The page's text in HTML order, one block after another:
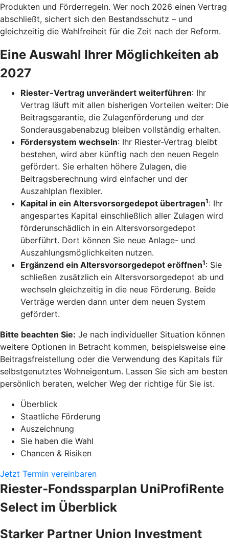
Produkten und Förderregeln. Wer noch 2026 einen Vertrag
abschließt, sichert sich den Bestandsschutz – und
gleichzeitig die Wahlfreiheit für die Zeit nach der Reform.
Eine Auswahl Ihrer Möglichkeiten ab
2027
Riester-Vertrag unverändert weiterführen: Ihr
Vertrag läuft mit allen bisherigen Vorteilen weiter: Die
Beitragsgarantie, die Zulagenförderung und der
Sonderausgabenabzug bleiben vollständig erhalten.
Fördersystem wechseln: Ihr Riester-Vertrag bleibt
bestehen, wird aber künftig nach den neuen Regeln
gefördert. Sie erhalten höhere Zulagen, die
Beitragsberechnung wird einfacher und der
Auszahlplan flexibler.
Kapital in ein Altersvorsorgedepot übertragen1: Ihr
angespartes Kapital einschließlich aller Zulagen wird
förderunschädlich in ein Altersvorsorgedepot
überführt. Dort können Sie neue Anlage- und
Auszahlungsmöglichkeiten nutzen.
Ergänzend ein Altersvorsorgedepot eröffnen1: Sie
schließen zusätzlich ein Altersvorsorgedepot ab und
wechseln gleichzeitig in die neue Förderung. Beide
Verträge werden dann unter dem neuen System
gefördert.
Bitte beachten Sie: Je nach individueller Situation können
weitere Optionen in Betracht kommen, beispielsweise eine
Beitragsfreistellung oder die Verwendung des Kapitals für
selbstgenutztes Wohneigentum. Lassen Sie sich am besten
persönlich beraten, welcher Weg der richtige für Sie ist.
Überblick
Staatliche Förderung
Auszeichnung
Sie haben die Wahl
Chancen & Risiken
Jetzt Termin vereinbaren
Riester-Fondssparplan UniProfiRente
Select im Überblick
Starker Partner Union Investment